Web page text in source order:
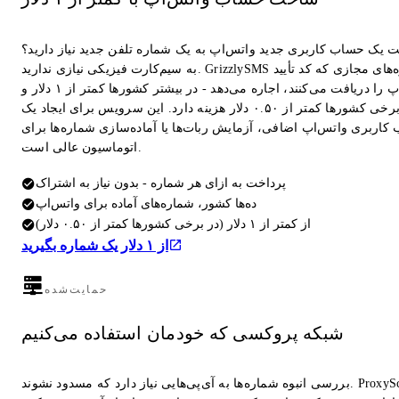
یک حساب کاربری جدید واتس‌اپ به یک شماره تلفن جدید نیاز دارید؟
به سیم‌کارت فیزیکی نیازی ندارید. GrizzlySMS شماره‌های مجازی که کد تأیید
واتس‌اپ را دریافت می‌کنند، اجاره می‌دهد - در بیشتر کشورها کمتر از ۱ دلار و
در برخی کشورها کمتر از ۰.۵۰ دلار هزینه دارد. این سرویس برای ایجاد یک
واتس‌اپ اضافی، آزمایش ربات‌ها یا آماده‌سازی شماره‌ها برای
اتوماسیون عالی است.
پرداخت به ازای هر شماره - بدون نیاز به اشتراک
ده‌ها کشور، شماره‌های آماده برای واتس‌اپ
از کمتر از ۱ دلار (در برخی کشورها کمتر از ۰.۵۰ دلار)
از ۱ دلار یک شماره بگیرید
حمایت‌شده
شبکه پروکسی که خودمان استفاده می‌کنیم
بررسی انبوه شماره‌ها به آی‌پی‌هایی نیاز دارد که مسدود نشوند. ProxyScrape